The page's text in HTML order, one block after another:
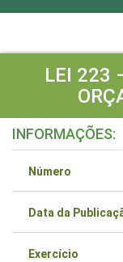
LEI 223
INFORMAÇÕES:
Número
Data da
Exercício